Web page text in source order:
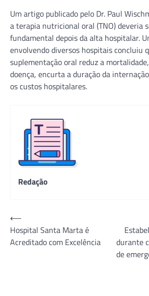
Um artigo publicado pelo Dr. Paul
a terapia nutricional oral (TNO) deveria
fundamental depois da alta hospitalar.
envolvendo diversos hospitais concluiu
suplementação oral reduz a
doença, encurta a duração da
os custos hospitalares.
Redação
Navegação
de
Post
⟵
Hospital Santa Marta é
Acreditado com Excelência
durante
de